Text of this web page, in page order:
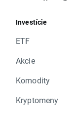
Investície
ETF
Akcie
Komodity
Kryptomeny